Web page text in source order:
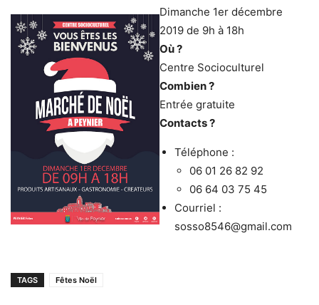
Dimanche 1er décembre
2019 de 9h à 18h
Où ?
Centre Socioculturel
Combien ?
Entrée gratuite
Contacts ?
Téléphone :
06 01 26 82 92
06 64 03 75 45
Courriel :
sosso8546@gmail.com
TAGS Fêtes Noël